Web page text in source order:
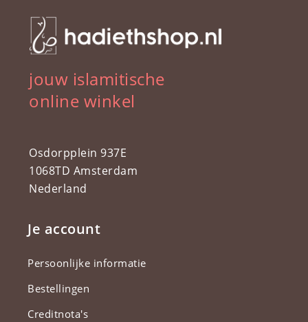
jouw islamitische
online winkel
Osdorpplein 937E
1068TD Amsterdam
Nederland
Je account
Persoonlijke informatie
Bestellingen
Creditnota's